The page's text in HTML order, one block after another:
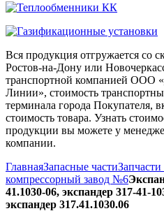
Вся продукция отгружается со
Ростов-на-Дону или
транспортной компанией ООО
Линии», стоимость
терминала города Покупателя,
стоимость товара. Узнать
продукции вы можете у
компании.
ГлавнаяЗапасные части
компрессорный завод №6
41.1030-06, экспандер 317-41-
экспандер 317.41.1030.06